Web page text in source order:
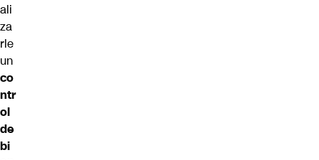
ali
za
rle
un
co
ntr
ol
de
bi